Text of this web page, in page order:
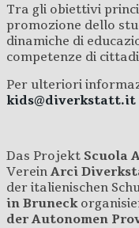
Tra gli obiettivi
promozione dello
dinamiche di
competenze di
Per ulteriori
kids@diverkstatt.it
Das Projekt Scuola
Verein Arci
der italienischen
in Bruneck
der Autonomen